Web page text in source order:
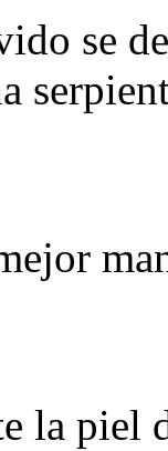
se
la piel